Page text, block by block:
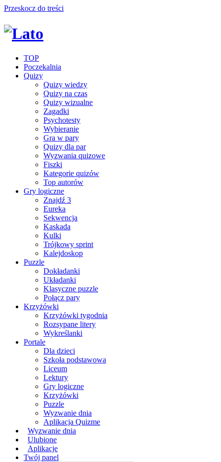
Przeskocz do treści
TOP
Poczekalnia
Quizy
Quizy wiedzy
Quizy na czas
Quizy wizualne
Zagadki
Psychotesty
Wybieranie
Gra w pary
Quizy dla par
Wyzwania quizowe
Fiszki
Kategorie quizów
Top autorów
Gry logiczne
Znajdź 3
Eureka
Sekwencja
Kaskada
Kulki
Trójkowy sprint
Kalejdoskop
Puzzle
Dokładanki
Układanki
Klasyczne puzzle
Połącz pary
Krzyżówki
Krzyżówki tygodnia
Rozsypane litery
Wykreślanki
Portale
Dla dzieci
Szkoła podstawowa
Liceum
Lektury
Gry logiczne
Krzyżówki
Puzzle
Wyzwanie dnia
Aplikacja Quizme
Wyzwanie dnia
Ulubione
Aplikacje
Twój panel